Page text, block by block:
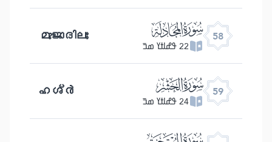
58 ﯧ
22 ߟߝߊߙߌ ߘߏ߫ മുജാദിലഃ
59 ﯨ
24 ߟߝߊߙߌ ߘߏ߫ ഹശ്ർ